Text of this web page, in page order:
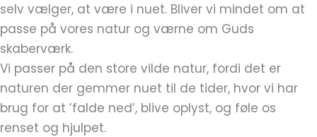
selv vælger, at være i nuet. Bliver vi mindet om at
passe på vores natur og værne om Guds
skaberværk.
Vi passer på den store vilde natur, fordi det er
naturen der gemmer nuet til de tider, hvor vi har
brug for at ’falde ned’, blive oplyst, og føle os
renset og hjulpet.